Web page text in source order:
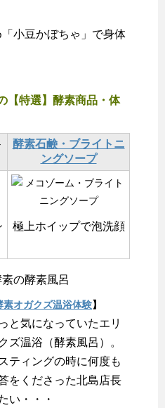
小豆かぼちゃ」で身体
【特選】酵素商品・体
酵素石鹸・ブライトニ
ングソープ
極上ホイップで泡洗顔
オガクズ温浴体験】
と気になっていたエリ
ズ温浴（酵素風呂）。
ティングの時に何度も
をくださった北島店長
い・・・